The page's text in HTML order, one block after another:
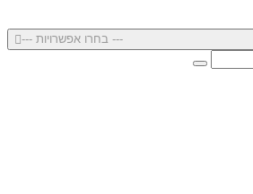
--- בחרו אפשרויות ---